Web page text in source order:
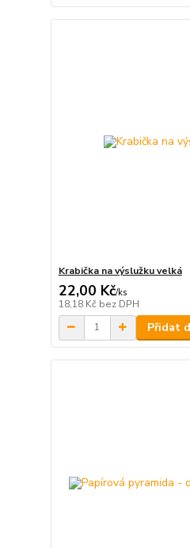
Krabička na výslužku velká
22,00 Kč/ks
18,18 Kč bez DPH
Přidat